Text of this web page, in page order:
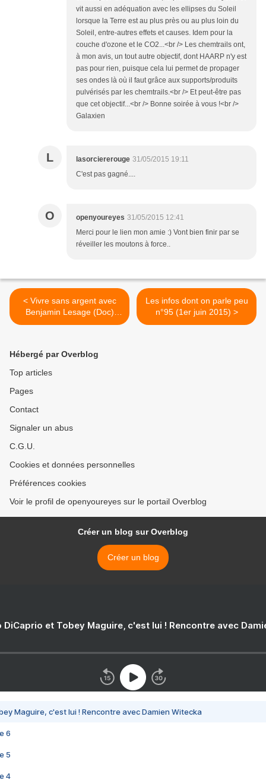
vit aussi en adéquation avec les ellipses du Soleil
lorsque la Terre est au plus près ou au plus loin du
Soleil, entre-autres effets et causes. Idem pour la
couche d'ozone et le CO2...<br /> Les chemtrails ont,
à mon avis, un tout autre objectif, dont HAARP n'y est
pas pour rien, puisque cela lui permet de propager
ses ondes là où il faut grâce aux supports/produits
pulvérisés par les chemtrails.<br /> Et peut-être pas
que cet objectif...<br /> Bonne soirée à vous !<br />
Galaxien
L lasorciererouge 31/05/2015 19:11
C'est pas gagné....
O openyoureyes 31/05/2015 12:41
Merci pour le lien mon amie :) Vont bien finir par se
réveiller les moutons à force..
< Vivre sans argent avec
Benjamin Lesage (Doc)
[VF]
Les infos dont on parle peu
n°95 (1er juin 2015) >
Hébergé par Overblog
Top articles
Pages
Contact
Signaler un abus
C.G.U.
Cookies et données personnelles
Préférences cookies
Voir le profil de openyoureyes sur le portail Overblog
Créer un blog sur Overblog
Créer un blog
DiCaprio et Tobey Maguire, c'est lui ! Rencontre avec
Maguire, c'est lui ! Rencontre avec Damien Witecka
6
5
4